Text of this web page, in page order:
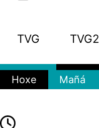
TVG TVG2
Hoxe Mañá